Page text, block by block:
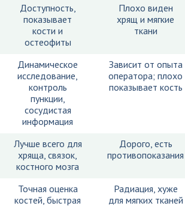
Доступность,
показывает
кости и
остеофиты
Плохо виден
хрящ и мягкие
ткани
Динамическое
исследование,
контроль
пункции,
сосудистая
информация
Зависит от опыта
оператора; плохо
показывает кость
Лучше всего для
хряща, связок,
костного мозга
Дорого, есть
противопоказания
Точная оценка
костей, быстрая
Радиация, хуже
для мягких тканей